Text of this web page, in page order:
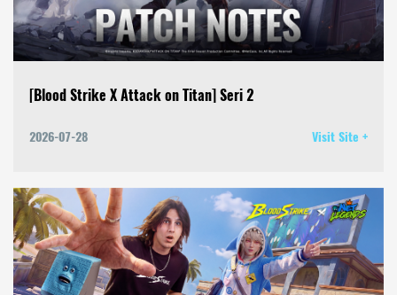
[Blood Strike X Attack on Titan] Seri 2
2026-07-28 Visit Site +